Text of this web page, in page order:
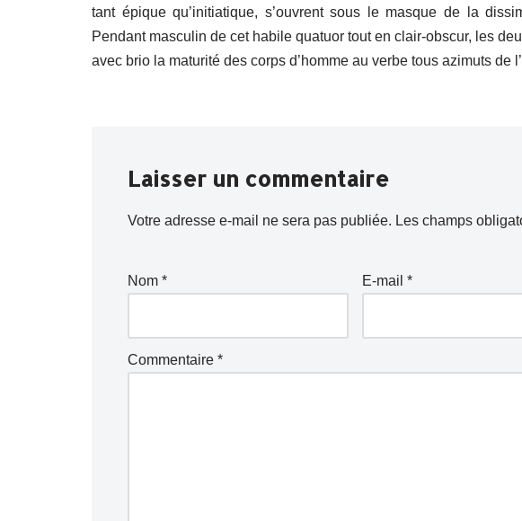
tant épique qu’initiatique, s’ouvrent sous le masque de la
Pendant masculin de cet habile quatuor tout en clair-obscur, les
avec brio la maturité des corps d’homme au verbe tous azimuts de
Laisser un commentaire
Votre adresse e-mail ne sera pas publiée. Les champs
Nom * E-mail *
Commentaire *